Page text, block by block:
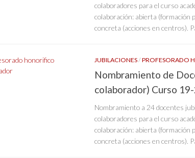
colaboradores para el curso
colaboración: abierta (formación
concreta (acciones en centros).
JUBILACIONES/PROFESORADO
Nombramiento de
colaborador) Curso
Nombramiento a 24 docentes
colaboradores para el curso
colaboración: abierta (formación
concreta (acciones en centros).